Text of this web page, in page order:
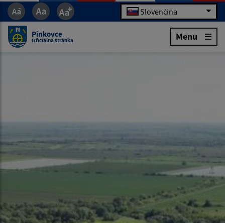
Slovenčina
Pinkovce
Oficiálna stránka Menu